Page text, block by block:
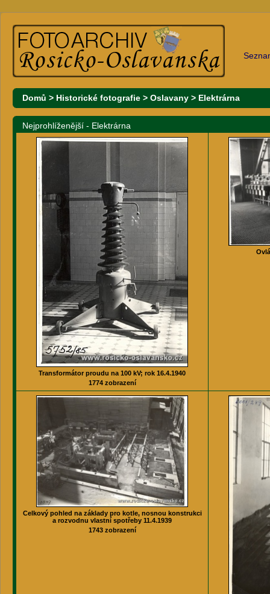
Domů > Historické fotografie > Oslavany > Elektrárna
Nejprohlíženější - Elektrárna
Transformátor proudu na 100 kV; rok 16.4.1940
1774 zobrazení
Celkový pohled na základy pro kotle, nosnou konstrukci
a rozvodnu vlastní spotřeby 11.4.1939
1743 zobrazení